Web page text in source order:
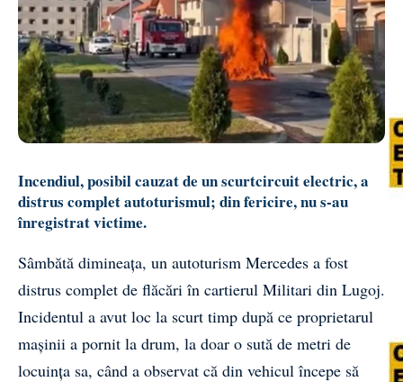
Incendiul, posibil cauzat de un scurtcircuit electric, a
distrus complet autoturismul; din fericire, nu s-au
înregistrat victime.
Sâmbătă dimineața, un autoturism Mercedes a fost
distrus complet de flăcări în cartierul Militari din Lugoj.
Incidentul a avut loc la scurt timp după ce proprietarul
mașinii a pornit la drum, la doar o sută de metri de
locuința sa, când a observat că din vehicul începe să